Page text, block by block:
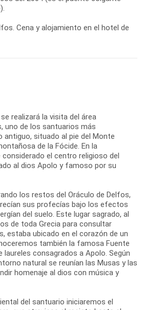
Cena y alojamiento en el hotel de
realizará la visita del área
uno de los santuarios más
antiguo, situado al pie del Monte
de la Fócide. En la
el centro religioso del
al dios Apolo y famoso por su
los restos del Oráculo de Delfos,
sus profecías bajo los efectos
del suelo. Este lugar sagrado, al
de toda Grecia para consultar
estaba ubicado en el corazón de un
también la famosa Fuente
laureles consagrados a Apolo. Según
natural se reunían las Musas y las
homenaje al dios con música y
del santuario iniciaremos el